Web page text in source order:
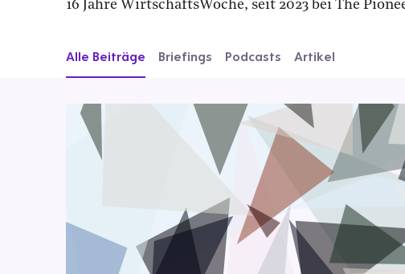
16 Jahre WirtschaftsWoche, seit 2023 bei The
Alle Beiträge Briefings Podcasts Artikel